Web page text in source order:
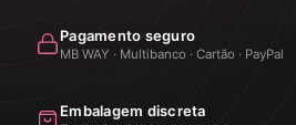
Pagamento seguro
MB WAY · Multibanco · Cartão · PayPal
Embalagem discreta